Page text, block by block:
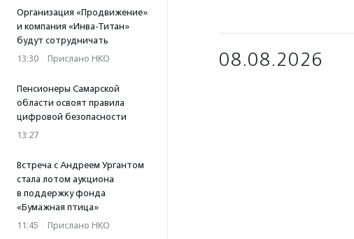
Организация «Продвижение»
и компания «Инва-Титан»
будут сотрудничать
13:30 · Прислано НКО
Пенсионеры Самарской
области освоят правила
цифровой безопасности
13:27
Встреча с Андреем Ургантом
стала лотом аукциона
в поддержку фонда
«Бумажная птица»
11:45 · Прислано НКО
08.08.2026